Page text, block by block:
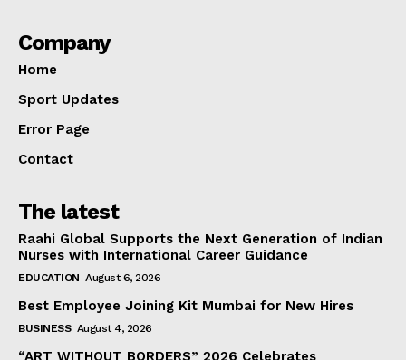
Company
Home
Sport Updates
Error Page
Contact
The latest
Raahi Global Supports the Next Generation of Indian
Nurses with International Career Guidance
EDUCATION August 6, 2026
Best Employee Joining Kit Mumbai for New Hires
BUSINESS August 4, 2026
“ART WITHOUT BORDERS” 2026 Celebrates